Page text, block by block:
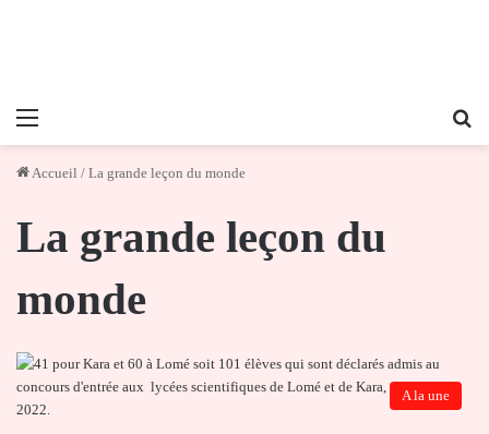
Menu
Accueil / La grande leçon du monde
La grande leçon du
monde
A la une